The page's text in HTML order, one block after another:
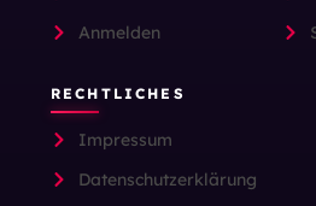
Anmelden
RECHTLICHES
Impressum
Datenschutzerklärung